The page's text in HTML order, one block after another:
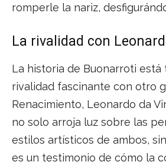
romperle la nariz,
La rivalidad con
La historia de Buonarroti está
rivalidad fascinante con otro
Renacimiento, Leonardo da
no solo arroja luz sobre las
estilos artísticos de ambos,
es un testimonio de cómo la